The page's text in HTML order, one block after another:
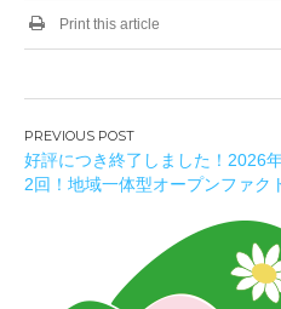
Print this article
投
稿
ナ
好評につき終了しました！
2回！地域一体型オープンファク